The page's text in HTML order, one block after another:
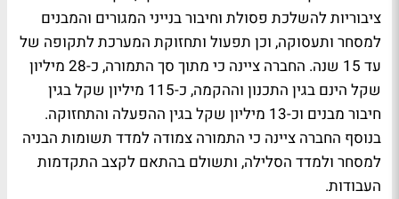
ציבוריות להשלכת פסולת וחיבור בנייני המגורים והמבנים
למסחר ותעסוקה, וכן תפעול ותחזוקת המערכת לתקופה של
עד 15 שנה. החברה ציינה כי מתוך סך התמורה, כ-28 מיליון
שקל הינם בגין התכנון וההקמה, כ-115 מיליון שקל בגין
חיבור מבנים וכ-13 מיליון שקל בגין ההפעלה והתחזוקה.
בנוסף החברה ציינה כי התמורה צמודה למדד תשומות הבניה
למסחר ולמדד הסלילה, ותשולם בהתאם לקצב התקדמות
העבודות.